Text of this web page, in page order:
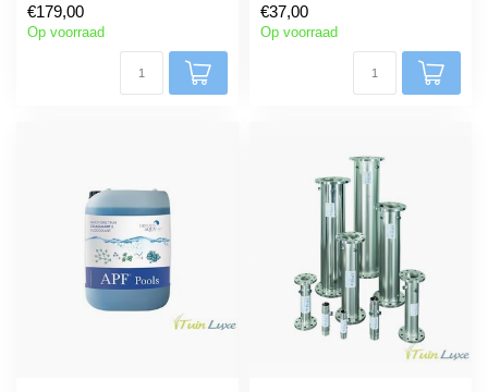
zwe...
€179,00
Op voorraad
t...
€37,00
Op voorraad